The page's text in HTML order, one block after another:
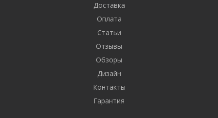
Доставка
Оплата
Статьи
Отзывы
Обзоры
Дизайн
Контакты
Гарантия